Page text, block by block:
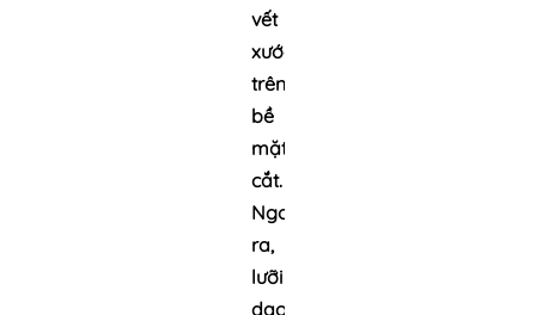
vết
xước
trên
bề
mặt
cắt.
Ngoài
ra,
lưỡi
dao